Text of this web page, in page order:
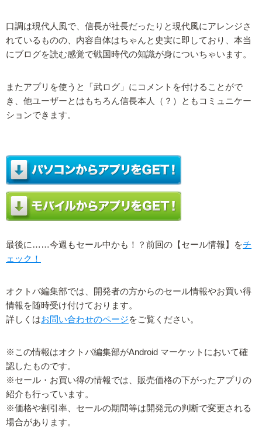
口調は現代人風で、信長が社長だったりと現代風にアレンジさ
れているものの、内容自体はちゃんと史実に即しており、本当
にブログを読む感覚で戦国時代の知識が身についちゃいます。
またアプリを使うと「武ログ」にコメントを付けることがで
き、他ユーザーとはもちろん信長本人（？）ともコミュニケー
ションできます。
最後に……今週もセール中かも！？前回の【セール情報】をチ
ェック！
オクトバ編集部では、開発者の方からのセール情報やお買い得
情報を随時受け付けております。
詳しくはお問い合わせのページをご覧ください。
※この情報はオクトバ編集部がAndroid マーケットにおいて確
認したものです。
※セール・お買い得の情報では、販売価格の下がったアプリの
紹介も行っています。
※価格や割引率、セールの期間等は開発元の判断で変更される
場合があります。